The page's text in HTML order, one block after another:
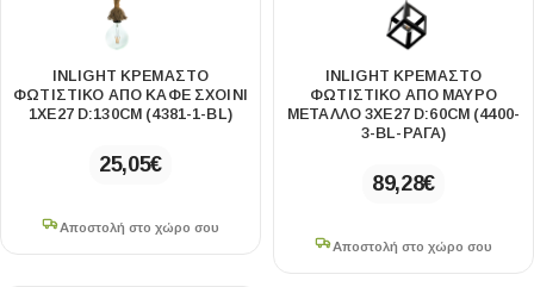
INLIGHT ΚΡΕΜΑΣΤΌ
ΦΩΤΙΣΤΙΚΌ ΑΠΌ ΚΑΦΈ ΣΧΟΙΝΊ
1XE27 D:130CM (4381-1-BL)
25,05€
Αποστολή στο χώρο σου
INLIGHT ΚΡΕΜΑΣΤΌ
ΦΩΤΙΣΤΙΚΌ ΑΠΌ ΜΑΎΡΟ
ΜΈΤΑΛΛΟ 3XE27 D:60CM (4400-
3-BL-ΡΑΓΑ)
89,28€
Αποστολή στο χώρο σου